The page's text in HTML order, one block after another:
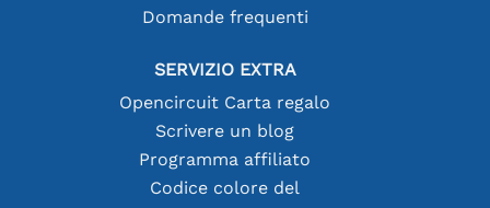
Domande frequenti
SERVIZIO EXTRA
Opencircuit Carta regalo
Scrivere un blog
Programma affiliato
Codice colore del